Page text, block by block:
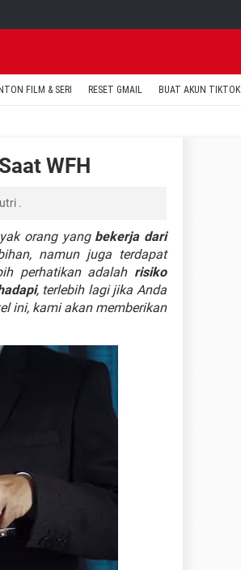
FILM & SERI RESET GMAIL BUAT AKUN TIKTOK
WFH
.
orang yang bekerja dari
namun juga terdapat
perhatikan adalah risiko
, terlebih lagi jika Anda
ini, kami akan memberikan